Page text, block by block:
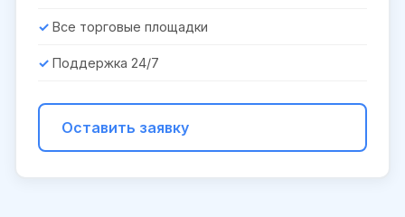
Все торговые площадки
Поддержка 24/7
Оставить заявку